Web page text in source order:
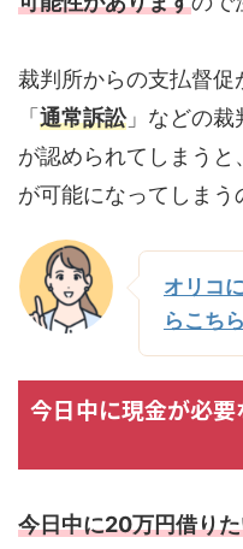
裁判所からの支払督促
「 通常訴訟」などの裁
が認められてしまう
が可能になってしまう
オリコ
らこち
今日中に現金が必
今日中に20万円借り